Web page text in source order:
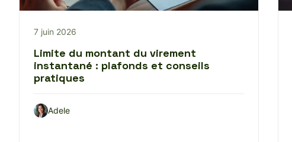
7 juin 2026
Limite du montant du virement
instantané : plafonds et conseils
pratiques
Adele